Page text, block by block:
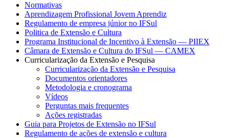
Normativas
Aprendizagem Profissional Jovem Aprendiz
Regulamento de empresa júnior no IFSul
Politica de Extensão e Cultura
Programa Institucional de Incentivo à Extensão — PIIEX
Câmara de Extensão e Cultura do IFSul — CAMEX
Curricularização da Extensão e Pesquisa
Curricularização da Extensão e Pesquisa
Documentos orientadores
Metodologia e cronograma
Vídeos
Perguntas mais frequentes
Ações registradas
Guia para Projetos de Extensão no IFSul
Regulamento de ações de extensão e cultura